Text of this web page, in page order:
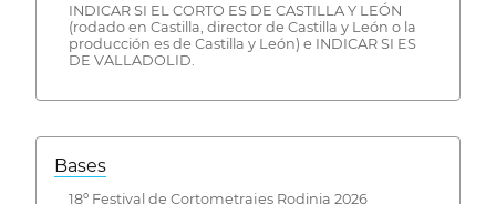
INDICAR SI EL CORTO ES DE CASTILLA Y LEÓN
(rodado en Castilla, director de Castilla y León o la
producción es de Castilla y León) e INDICAR SI ES
DE VALLADOLID.
Bases
18º Festival de Cortometrajes Rodinia 2026